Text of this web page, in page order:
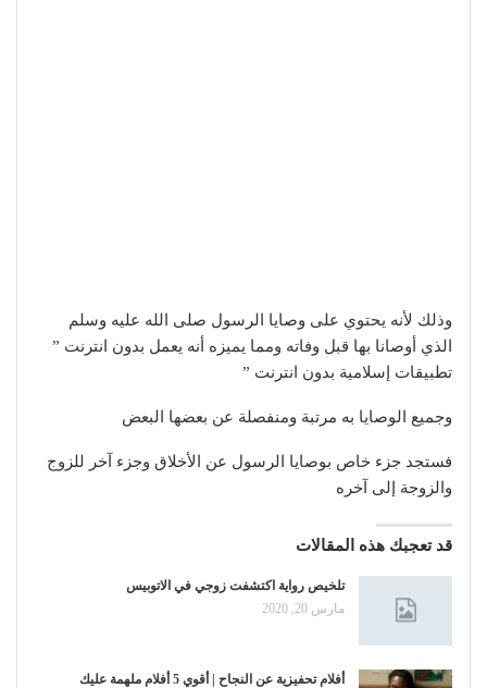
وذلك لأنه يحتوي على وصايا الرسول صلى الله عليه وسلم
الذي أوصانا بها قبل وفاته ومما يميزه أنه يعمل بدون انترنت ”
تطبيقات إسلامية بدون انترنت ”
وجميع الوصايا به مرتبة ومنفصلة عن بعضها البعض
فستجد جزء خاص بوصايا الرسول عن الأخلاق وجزء آخر للزوج
والزوجة إلى آخره
قد تعجبك هذه المقالات
تلخيص رواية اكتشفت زوجي في الاتوبيس
مارس 20, 2020
أفلام تحفيزية عن النجاح | أقوي 5 أفلام ملهمة عليك